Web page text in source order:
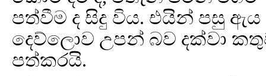
පත්වීම ද සිදු විය. එයින් පසු
දෙව්ලොව උපන් බව දක්වා
පත්කරයි.